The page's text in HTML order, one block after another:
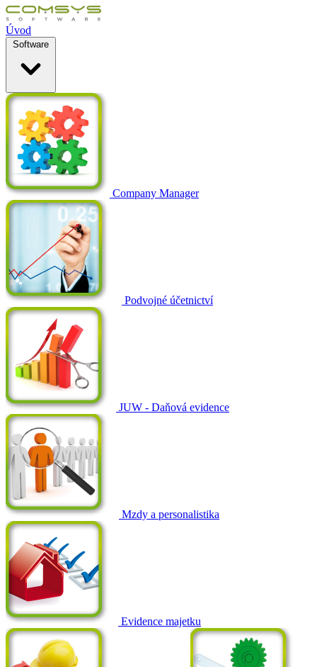
Úvod
Software
Company Manager
Podvojné účetnictví
JUW - Daňová evidence
Mzdy a personalistika
Evidence majetku